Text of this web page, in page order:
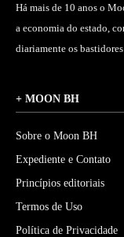
Há mais de 10 anos o
a economia do estado,
diariamente os
+ MOON BH
Sobre o Moon BH
Expediente e Contato
Princípios editoriais
Termos de Uso
Política de Privacidade